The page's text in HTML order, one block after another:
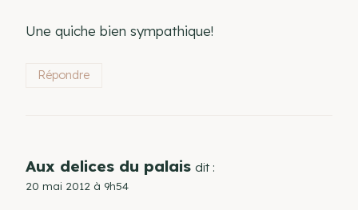
Une quiche bien sympathique!
Répondre
Aux delices du palais dit :
20 mai 2012 à 9h54